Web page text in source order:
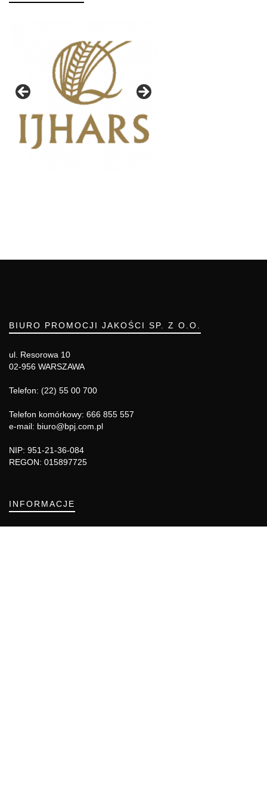
BIURO PROMOCJI JAKOŚCI SP. Z O.O.
ul. Resorowa 10
02-956 WARSZAWA
Telefon: (22) 55 00 700
Telefon komórkowy: 666 855 557
e-mail: biuro@bpj.com.pl
NIP: 951-21-36-084
REGON: 015897725
INFORMACJE